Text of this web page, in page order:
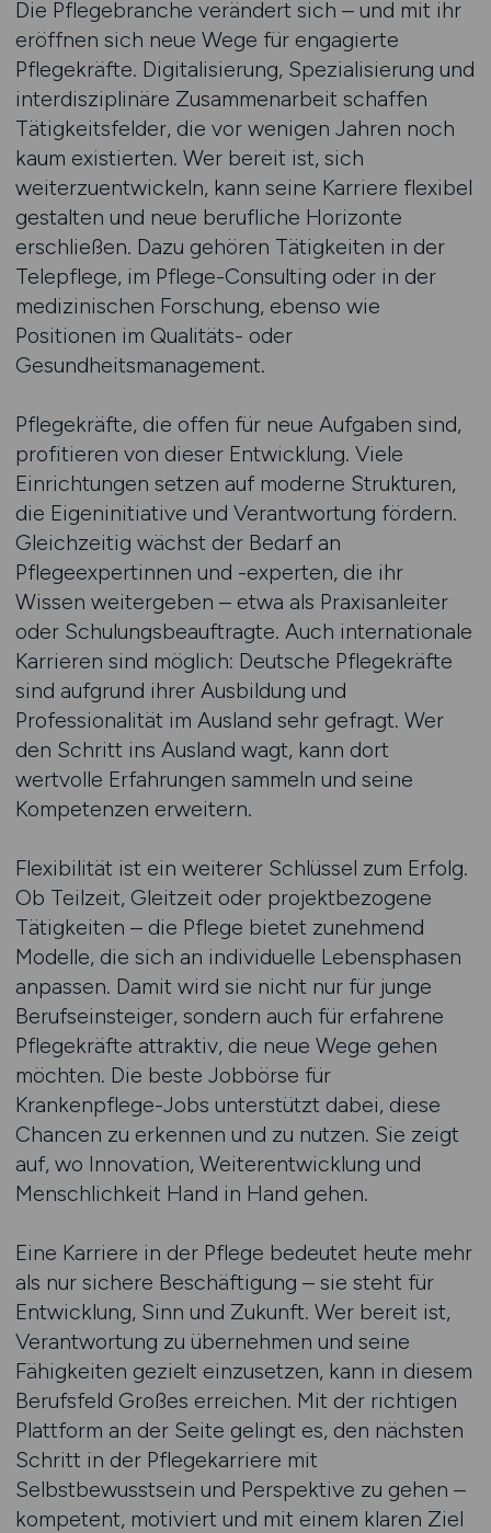
Die Pflegebranche verändert sich – und mit ihr
eröffnen sich neue Wege für engagierte
Pflegekräfte. Digitalisierung, Spezialisierung und
interdisziplinäre Zusammenarbeit schaffen
Tätigkeitsfelder, die vor wenigen Jahren noch
kaum existierten. Wer bereit ist, sich
weiterzuentwickeln, kann seine Karriere flexibel
gestalten und neue berufliche Horizonte
erschließen. Dazu gehören Tätigkeiten in der
Telepflege, im Pflege-Consulting oder in der
medizinischen Forschung, ebenso wie
Positionen im Qualitäts- oder
Gesundheitsmanagement.
Pflegekräfte, die offen für neue Aufgaben sind,
profitieren von dieser Entwicklung. Viele
Einrichtungen setzen auf moderne Strukturen,
die Eigeninitiative und Verantwortung fördern.
Gleichzeitig wächst der Bedarf an
Pflegeexpertinnen und -experten, die ihr
Wissen weitergeben – etwa als Praxisanleiter
oder Schulungsbeauftragte. Auch internationale
Karrieren sind möglich: Deutsche Pflegekräfte
sind aufgrund ihrer Ausbildung und
Professionalität im Ausland sehr gefragt. Wer
den Schritt ins Ausland wagt, kann dort
wertvolle Erfahrungen sammeln und seine
Kompetenzen erweitern.
Flexibilität ist ein weiterer Schlüssel zum Erfolg.
Ob Teilzeit, Gleitzeit oder projektbezogene
Tätigkeiten – die Pflege bietet zunehmend
Modelle, die sich an individuelle Lebensphasen
anpassen. Damit wird sie nicht nur für junge
Berufseinsteiger, sondern auch für erfahrene
Pflegekräfte attraktiv, die neue Wege gehen
möchten. Die beste Jobbörse für
Krankenpflege-Jobs unterstützt dabei, diese
Chancen zu erkennen und zu nutzen. Sie zeigt
auf, wo Innovation, Weiterentwicklung und
Menschlichkeit Hand in Hand gehen.
Eine Karriere in der Pflege bedeutet heute mehr
als nur sichere Beschäftigung – sie steht für
Entwicklung, Sinn und Zukunft. Wer bereit ist,
Verantwortung zu übernehmen und seine
Fähigkeiten gezielt einzusetzen, kann in diesem
Berufsfeld Großes erreichen. Mit der richtigen
Plattform an der Seite gelingt es, den nächsten
Schritt in der Pflegekarriere mit
Selbstbewusstsein und Perspektive zu gehen –
kompetent, motiviert und mit einem klaren Ziel